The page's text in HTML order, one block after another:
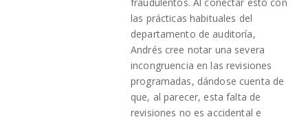
las prácticas habituales del
departamento de auditoría,
Andrés cree notar una severa
incongruencia en las revisiones
programadas, dándose cuenta de
que, al parecer, esta falta de
revisiones no es accidental e